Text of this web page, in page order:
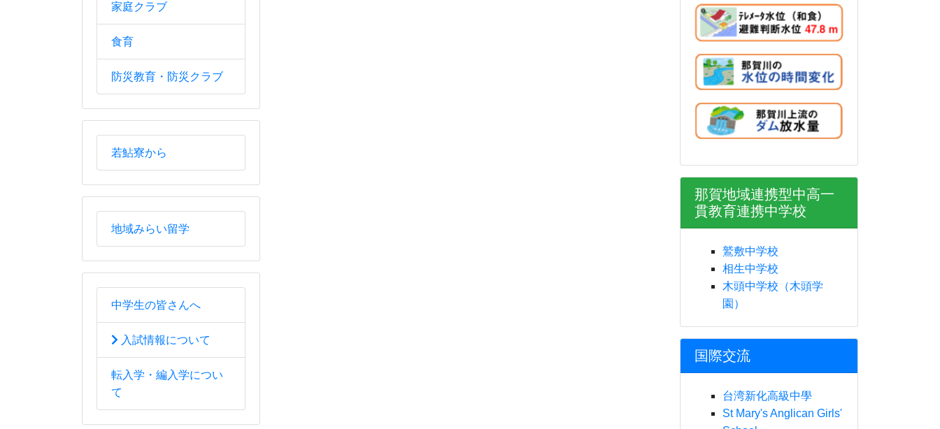
家庭クラブ
食育
防災教育・防災クラブ
若鮎寮から
地域みらい留学
中学生の皆さんへ
入試情報について
転入学・編入学につい
て
那賀地域連携型中高一
貫教育連携中学校
鷲敷中学校
相生中学校
木頭中学校（木頭学
園）
国際交流
台湾新化高級中學
St Mary's Anglican Girls'